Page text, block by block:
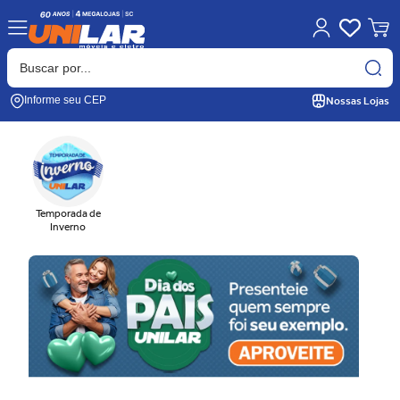
Informe seu CEP Nossas Lojas
Temporada de
Inverno